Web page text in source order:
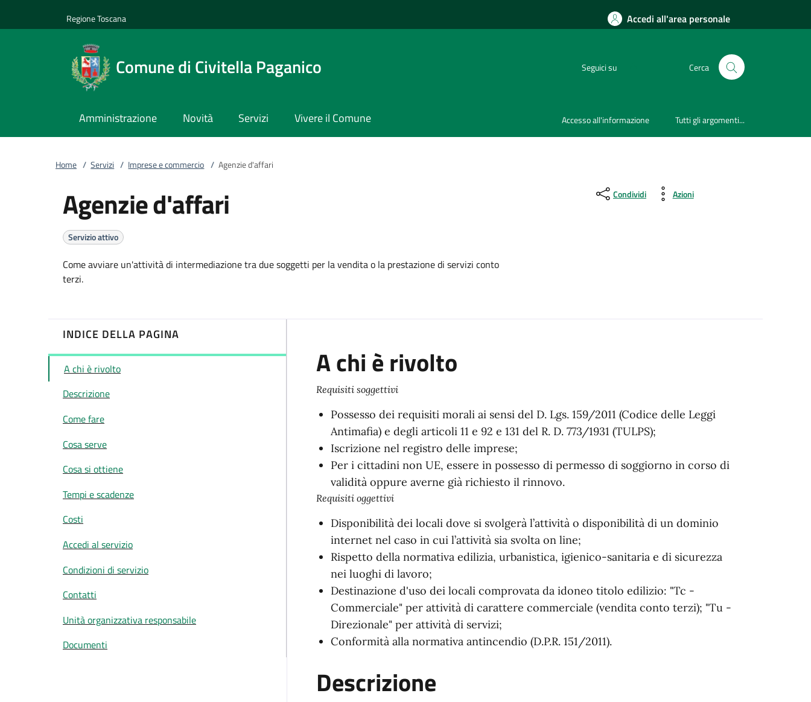
Regione Toscana Accedi all'area personale
Comune di Civitella Paganico Seguici su Cerca
Amministrazione Novità Servizi Vivere il Comune Accesso all'informazione Tutti gli argomenti...
Home / Servizi / Imprese e commercio / Agenzie d'affari
Agenzie d'affari
Servizio attivo
Come avviare un'attività di intermediazione tra due soggetti per la vendita o la prestazione di servizi conto
terzi.
Condividi Azioni
INDICE DELLA PAGINA
A chi è rivolto
Descrizione
Come fare
Cosa serve
Cosa si ottiene
Tempi e scadenze
Costi
Accedi al servizio
Condizioni di servizio
Contatti
Unità organizzativa responsabile
Documenti
A chi è rivolto
Requisiti soggettivi
Possesso dei requisiti morali ai sensi del D. Lgs. 159/2011 (Codice delle Leggi
Antimafia) e degli articoli 11 e 92 e 131 del R. D. 773/1931 (TULPS);
Iscrizione nel registro delle imprese;
Per i cittadini non UE, essere in possesso di permesso di soggiorno in corso di
validità oppure averne già richiesto il rinnovo.
Requisiti oggettivi
Disponibilità dei locali dove si svolgerà l’attività o disponibilità di un dominio
internet nel caso in cui l’attività sia svolta on line;
Rispetto della normativa edilizia, urbanistica, igienico-sanitaria e di sicurezza
nei luoghi di lavoro;
Destinazione d'uso dei locali comprovata da idoneo titolo edilizio: "Tc -
Commerciale" per attività di carattere commerciale (vendita conto terzi); "Tu -
Direzionale" per attività di servizi;
Conformità alla normativa antincendio (D.P.R. 151/2011).
Descrizione